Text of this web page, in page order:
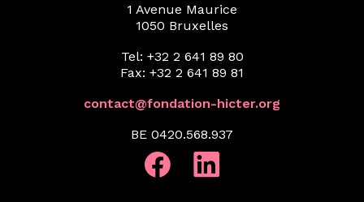
1 Avenue Maurice
1050 Bruxelles
Tel: +32 2 641 89 80
Fax: +32 2 641 89 81
contact@fondation-hicter.org
BE 0420.568.937